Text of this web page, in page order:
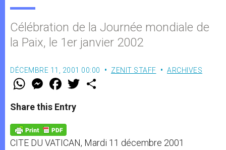
Célébration de la Journée mondiale de
la Paix, le 1er janvier 2002
DÉCEMBRE 11, 2001 00:00 ZENIT STAFF ARCHIVES
W
t
s
p
p
M
e
s
e
g
e
r
F
a
e
b
o
k
w
Share this Entry
CITE DU VATICAN, Mardi 11 décembre 2001